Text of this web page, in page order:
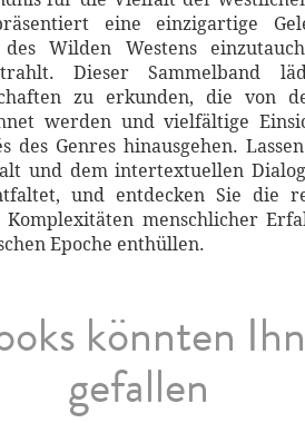
eine einzigartige
Wilden Westens
Dieser Sammelband
zu erkunden, die von
werden und vielfältige
des Genres hinausgehen.
und dem intertextuellen
und entdecken Sie die
Komplexitäten menschlicher
Epoche enthüllen.
könnten
gefallen